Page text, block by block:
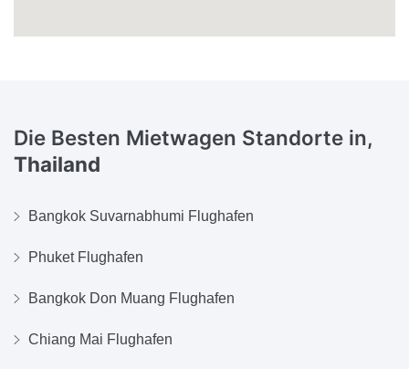
Die Besten Mietwagen Standorte in,
Thailand
Bangkok Suvarnabhumi Flughafen
Phuket Flughafen
Bangkok Don Muang Flughafen
Chiang Mai Flughafen